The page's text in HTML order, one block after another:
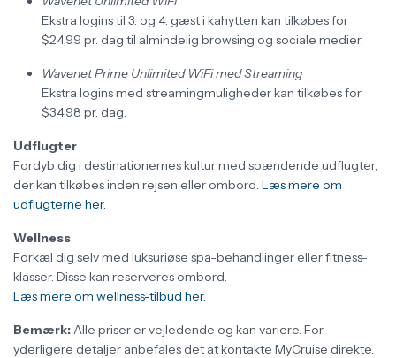
Ekstra logins til 3. og 4. gæst i kahytten kan tilkøbes for
$24,99 pr. dag til almindelig browsing og sociale medier.
Wavenet Prime Unlimited WiFi med Streaming
Ekstra logins med streamingmuligheder kan tilkøbes for
$34,98 pr. dag.
Udflugter
Fordyb dig i destinationernes kultur med spændende udflugter,
der kan tilkøbes inden rejsen eller ombord. Læs mere om
udflugterne her.
Wellness
Forkæl dig selv med luksuriøse spa-behandlinger eller fitness-
klasser. Disse kan reserveres ombord.
Læs mere om wellness-tilbud her.
Bemærk: Alle priser er vejledende og kan variere. For
yderligere detaljer anbefales det at kontakte MyCruise direkte.